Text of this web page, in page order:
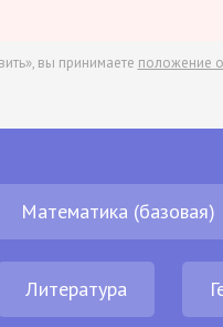
вы принимаете положение
Математика (базовая)
Литература